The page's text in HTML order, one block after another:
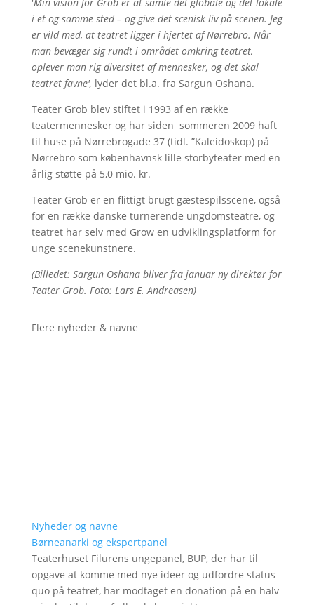
'Min vision for Grob er at samle det globale og det lokale
i et og samme sted – og give det scenisk liv på scenen. Jeg
er vild med, at teatret ligger i hjertet af Nørrebro. Når
man bevæger sig rundt i området omkring teatret,
oplever man rig diversitet af mennesker, og det skal
teatret favne', lyder det bl.a. fra Sargun Oshana.
Teater Grob blev stiftet i 1993 af en række
teatermennesker og har siden sommeren 2009 haft
til huse på Nørrebrogade 37 (tidl. ”Kaleidoskop) på
Nørrebro som københavnsk lille storbyteater med en
årlig støtte på 5,0 mio. kr.
Teater Grob er en flittigt brugt gæstespilsscene, også
for en række danske turnerende ungdomsteatre, og
teatret har selv med Grow en udviklingsplatform for
unge scenekunstnere.
(Billedet: Sargun Oshana bliver fra januar ny direktør for
Teater Grob. Foto: Lars E. Andreasen)
Flere nyheder & navne
Nyheder og navne
Børneanarki og ekspertpanel
Teaterhuset Filurens ungepanel, BUP, der har til
opgave at komme med nye ideer og udfordre status
quo på teatret, har modtaget en donation på en halv